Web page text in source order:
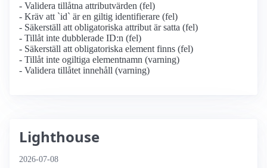
- Validera tillåtna attributvärden (fel)
- Kräv att `id` är en giltig identifierare (fel)
- Säkerställ att obligatoriska attribut är satta (fel)
- Tillåt inte dubblerade ID:n (fel)
- Säkerställ att obligatoriska element finns (fel)
- Tillåt inte ogiltiga elementnamn (varning)
- Validera tillåtet innehåll (varning)
Lighthouse
2026-07-08